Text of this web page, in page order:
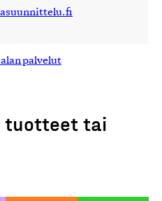
palvelut
tuotteet tai